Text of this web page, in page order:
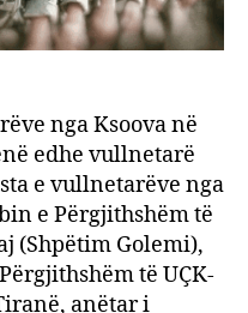
nga Ksoova në
edhe vullnetarë
e vullnetarëve nga
e Përgjithshëm të
(Shpëtim Golemi),
të UÇK-
anëtar i